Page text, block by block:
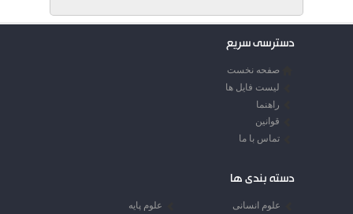
دسترسی سریع
صفحه نخست
لیست فایل ها
راهنما
قوانین
تماس با ما
دسته بندی ها
علوم انسانی
علوم پایه